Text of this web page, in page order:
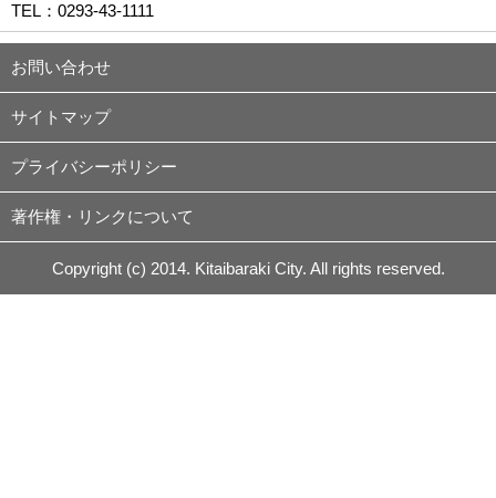
TEL： 0293-43-1111
お問い合わせ
サイトマップ
プライバシーポリシー
著作権・リンクについて
Copyright (c) 2014. Kitaibaraki City. All rights reserved.